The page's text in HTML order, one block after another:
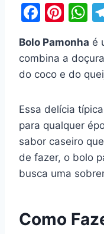
F
c
e
o
o
k
Pi
er
e
h
s
A
p
p
Bolo Pamonha é
combina a
do coco e do
Essa delícia
para qualquer
sabor caseiro
de fazer, o bolo
busca uma
Como